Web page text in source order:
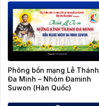
Phông bổn mạng Lễ Thánh
Đa Minh – Nhóm Đaminh
Suwon (Hàn Quốc)